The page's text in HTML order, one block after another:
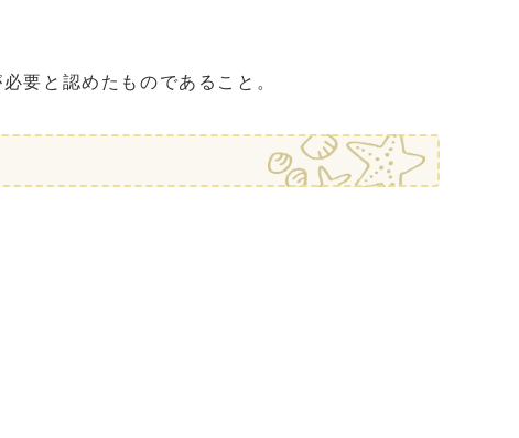
要と認めたものであること。